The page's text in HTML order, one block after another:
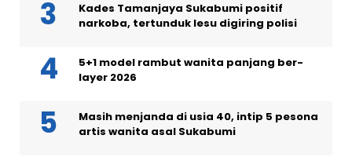
Kades Tamanjaya Sukabumi positif
narkoba, tertunduk lesu digiring polisi
5+1 model rambut wanita panjang ber-
layer 2026
Masih menjanda di usia 40, intip 5 pesona
artis wanita asal Sukabumi